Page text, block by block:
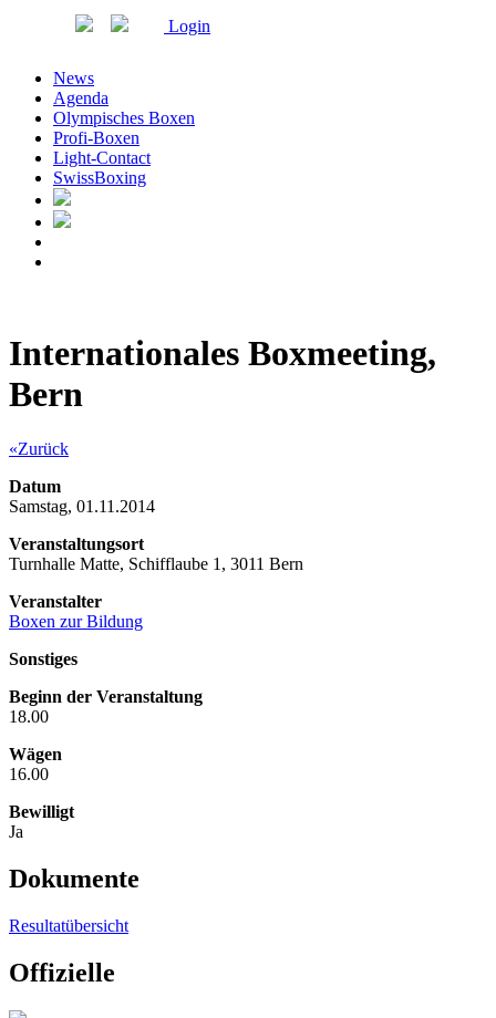
Login
News
Agenda
Olympisches Boxen
Profi-Boxen
Light-Contact
SwissBoxing
Internationales Boxmeeting,
Bern
«Zurück
Datum
Samstag, 01.11.2014
Veranstaltungsort
Turnhalle Matte, Schifflaube 1, 3011 Bern
Veranstalter
Boxen zur Bildung
Sonstiges
Beginn der Veranstaltung
18.00
Wägen
16.00
Bewilligt
Ja
Dokumente
Resultatübersicht
Offizielle